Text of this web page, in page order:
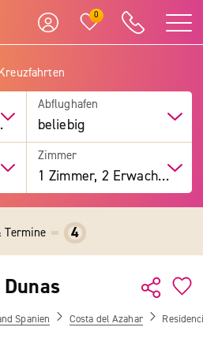
0
Abflughafen
beliebig
Zimmer
1 Zimmer, 2 Erwachsene
Termine 4
Spanien Costa del Azahar